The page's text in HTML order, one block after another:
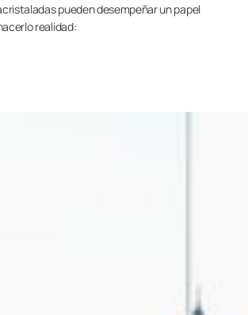
pueden desempeñar un papel
realidad: